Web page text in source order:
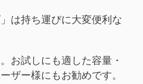
は持ち運びに大変便利な
お試しにも適した容量・
ザー様にもお勧めです。